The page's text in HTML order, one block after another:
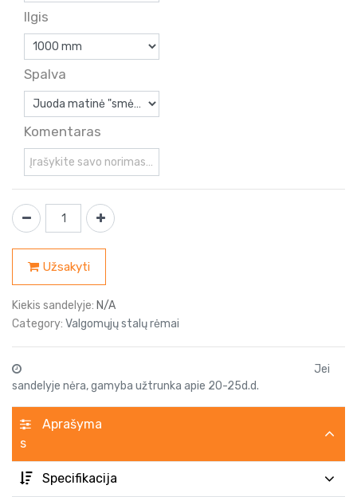
Ilgis
Spalva
Komentaras
Užsakyti
Kiekis sandelyje: N/A
Category: Valgomųjų stalų rėmai
Jei
sandelyje nėra, gamyba užtrunka apie 20-25d.d.
Aprašyma
s
Specifikacija